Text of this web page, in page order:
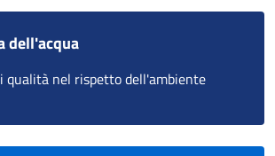
dell'acqua
qualità nel rispetto dell'ambiente